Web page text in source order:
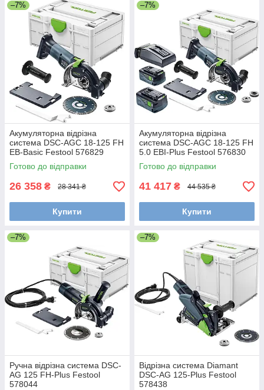
–7%
Акумуляторна відрізна
система DSC-AGC 18-125 FH
EB-Basic Festool 576829
Готово до відправки
26 358 ₴ 28 341 ₴
Купити
–7%
Акумуляторна відрізна
система DSC-AGC 18-125 FH
5.0 EBI-Plus Festool 576830
Готово до відправки
41 417 ₴ 44 535 ₴
Купити
–7%
Ручна відрізна система DSC-
AG 125 FH-Plus Festool
578044
–7%
Відрізна система Diamant
DSC-AG 125-Plus Festool
578438